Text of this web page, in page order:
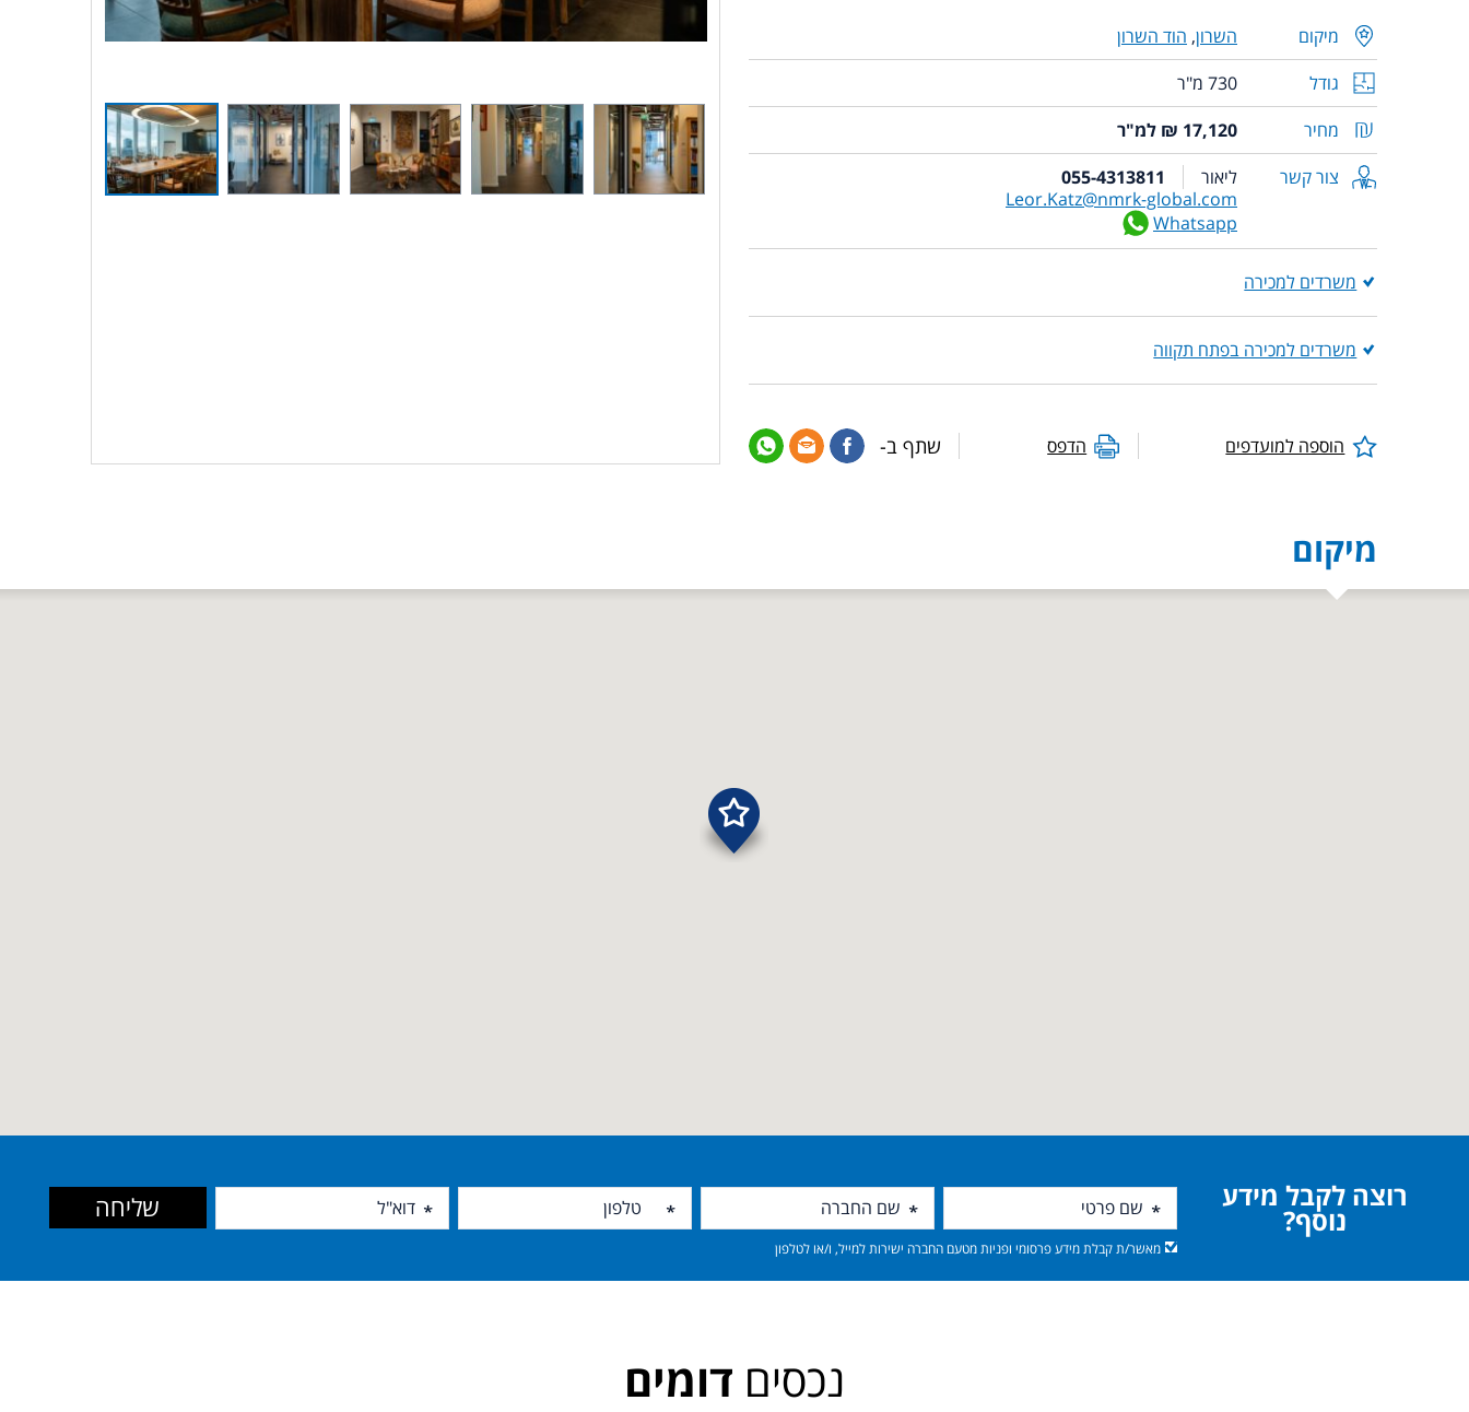
מיקום השרון, הוד השרון
גודל
730 מ"ר
מחיר
17,120 ₪ למ"ר
צור קשר
ליאור
055-4313811
Leor.Katz@nmrk-global.com
Whatsapp
משרדים למכירה
משרדים למכירה בפתח תקווה
הוספה למועדפים הדפס שתף ב-
מיקום
רוצה לקבל מידע
נוסף?
מאשר/ת קבלת מידע פרסומי ופניות מטעם החברה ישירות למייל, ו/או לטלפון
שליחה
נכסים דומים